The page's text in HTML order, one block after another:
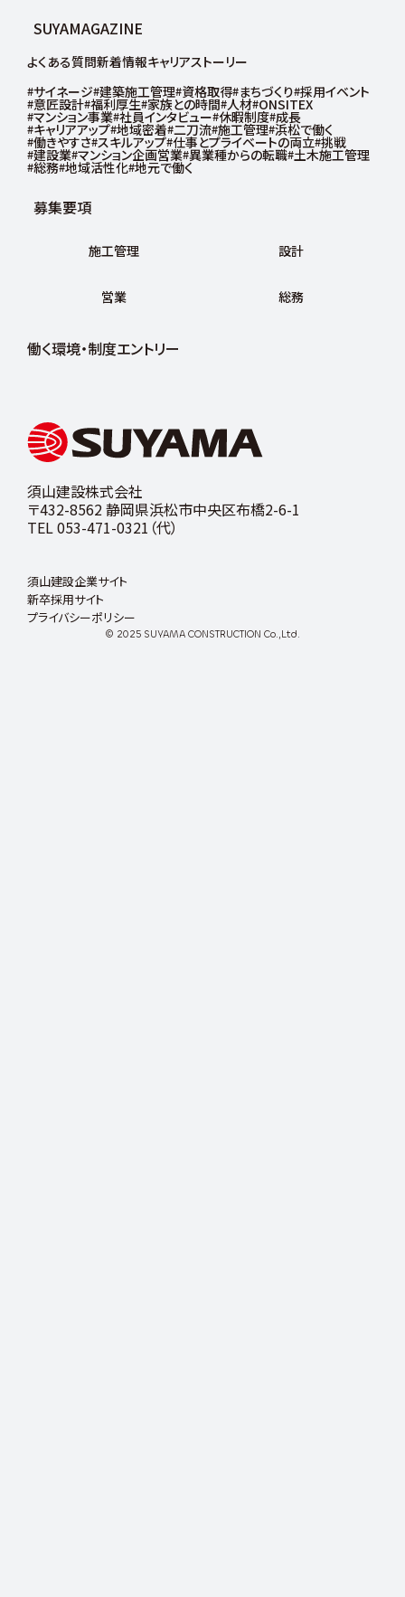
制
度
ENTRY
エ
ン
イト
SUYAMAGAZINE
よくある質問新着情報キャリアストーリー
サイネージ 建築施工管理 資格取得 まちづくり 採用イベント
意匠設計 福利厚生 家族との時間 人材 ONSITEX
マンション事業 社員インタビュー 休暇制度 成長
キャリアアップ 地域密着 二刀流 施工管理 浜松で働く
働きやすさ スキルアップ 仕事とプライベートの両立 挑戦
建設業 マンション企画営業 異業種からの転職 土木施工管理
総務 地域活性化 地元で働く
募集要項
施工管理 設計
営業 総務
働く環境・制度エントリー
須山建設株式会社
〒432-8562 静岡県浜松市中央区布橋2-6-1
TEL 053-471-0321（代）
須山建設企業サイト
新卒採用サイト
プライバシーポリシー
© 2025 SUYAMA CONSTRUCTION Co.,Ltd.